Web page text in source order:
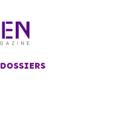
DOSSIERS